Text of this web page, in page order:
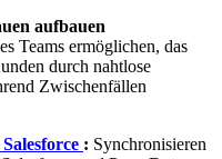
aufbauen
Teams ermöglichen, das
durch nahtlose
Zwischenfällen
: Synchronisieren